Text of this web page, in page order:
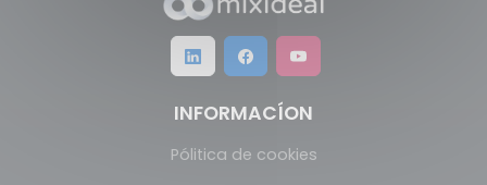
INFORMACÍON
Pólitica de cookies